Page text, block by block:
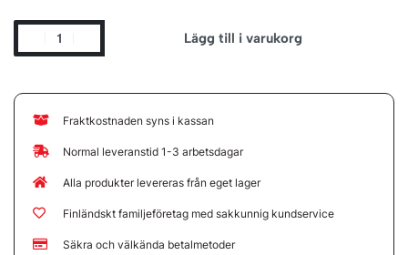
Lägg till i varukorg
Fraktkostnaden syns i kassan
Normal leveranstid 1-3 arbetsdagar
Alla produkter levereras från eget lager
Finländskt familjeföretag med sakkunnig kundservice
Säkra och välkända betalmetoder